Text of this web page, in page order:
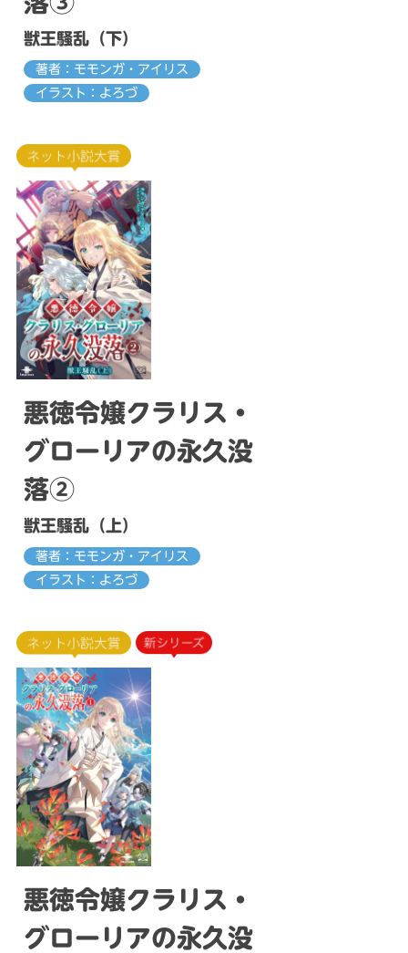
獣王騒乱（下）
著者：モモンガ・アイリス
イラスト：よろづ
悪徳令嬢クラリス・
グローリアの永久没
落②
獣王騒乱（上）
著者：モモンガ・アイリス
イラスト：よろづ
悪徳令嬢クラリス・
グローリアの永久没